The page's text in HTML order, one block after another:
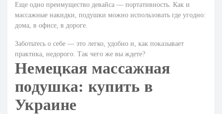
Еще одно преимущество девайса — портативность. Как и
массажные накидки, подушки можно использовать где угодно:
дома, в офисе, в дороге.
Заботьтесь о себе — это легко, удобно и, как показывает
практика, недорого. Так чего же вы ждете?
Немецкая массажная
подушка: купить в
Украине